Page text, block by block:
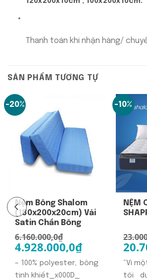
Thanh toán khi nhận hàng/
SẢN PHẨM TƯƠNG TỰ
-20%
Nệm Bông Shalom
(180x200x20cm) Vải
Satin Chần Bông
6.160.000,0₫
4.928.000,0₫
– 100% polyester, bông
tinh khiết_x000D_
-10%
NỆM
“Vì
tôi